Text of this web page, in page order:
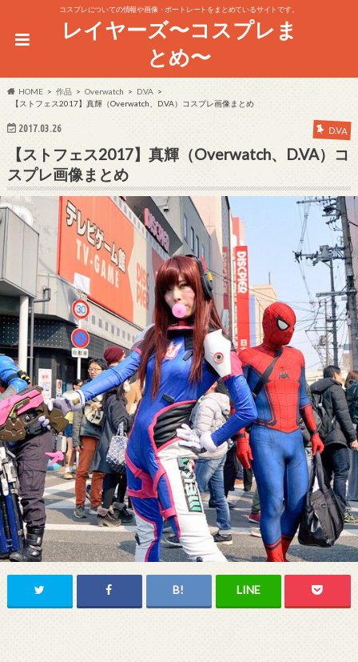
コスプレについての情報や画像・ポートレートをまとめているサイトです。
レイヤーズ〜コスプレま
とめ〜
HOME 作品 Overwatch
D.VA
【ストフェス2017】真輝（Overwatch、D.VA）コスプレ画像まとめ
2017.03.26 D.VA
【ストフェス2017】真輝（Overwatch、D.VA）コ
スプレ画像まとめ